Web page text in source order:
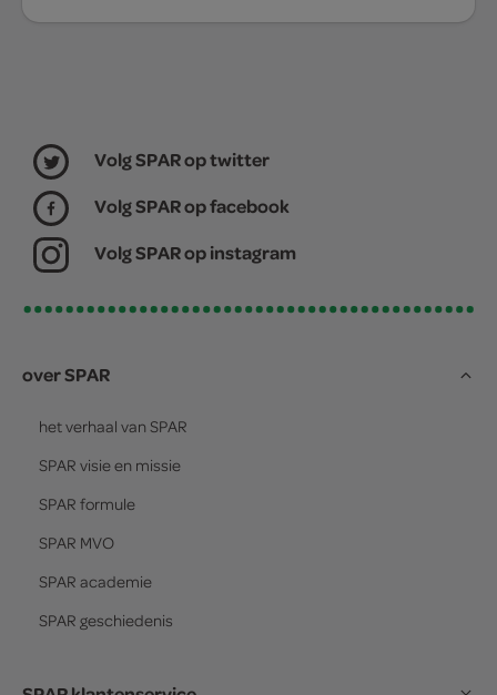
Volg SPAR op twitter
Volg SPAR op facebook
Volg SPAR op instagram
over SPAR
het verhaal van SPAR
SPAR visie en missie
SPAR formule
SPAR MVO
SPAR academie
SPAR geschiedenis